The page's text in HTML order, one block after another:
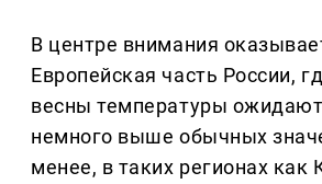
В центре внимания
Европейская часть России,
весны температуры
немного выше обычных
менее, в таких регионах как